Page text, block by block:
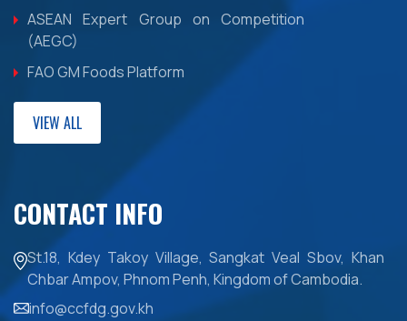
ASEAN Expert Group on Competition
(AEGC)
FAO GM Foods Platform
VIEW ALL
CONTACT INFO
St.18, Kdey Takoy Village, Sangkat Veal Sbov, Khan
Chbar Ampov, Phnom Penh, Kingdom of Cambodia.
info@ccfdg.gov.kh